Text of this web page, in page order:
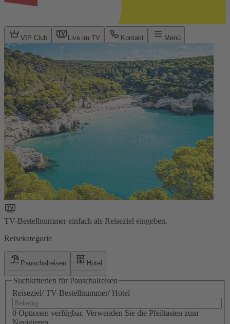
VIP Club Live im TV Kontakt Menü
TV-Bestellnummer einfach als Reiseziel eingeben.
Reisekategorie
Pauschalreisen Hotel
Suchkriterien für Pauschalreisen
Reiseziel/ TV-Bestellnummer/ Hotel
0 Optionen verfügbar. Verwenden Sie die Pfeiltasten zum
Navigieren.